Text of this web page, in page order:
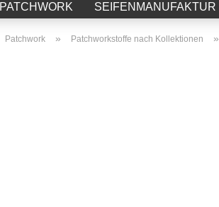
PATCHWORK SEIFENMANUFAKTUR
Patchwork » Patchworkstoffe nach Kollektionen »